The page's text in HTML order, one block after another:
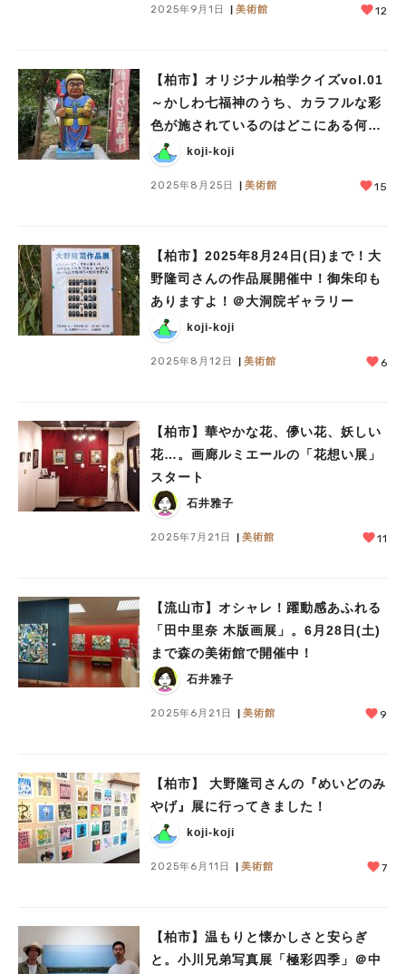
2025年9月1日 美術館 12
【柏市】オリジナル柏学クイズvol.01
～かしわ七福神のうち、カラフルな彩
色が施されているのはどこにある何の
像？～koji-koji
2025年8月25日 美術館 15
【柏市】2025年8月24日(日)まで！大
野隆司さんの作品展開催中！御朱印も
ありますよ！＠大洞院ギャラリー
koji-koji
2025年8月12日 美術館 6
【柏市】華やかな花、儚い花、妖しい
花…。画廊ルミエールの「花想い展」
スタート
石井雅子
2025年7月21日 美術館 11
【流山市】オシャレ！躍動感あふれる
「田中里奈 木版画展」。6月28日(土)
まで森の美術館で開催中！
石井雅子
2025年6月21日 美術館 9
【柏市】 大野隆司さんの『めいどのみ
やげ』展に行ってきました！
koji-koji
2025年6月11日 美術館 7
【柏市】温もりと懐かしさと安らぎ
と。小川兄弟写真展「極彩四季」＠中